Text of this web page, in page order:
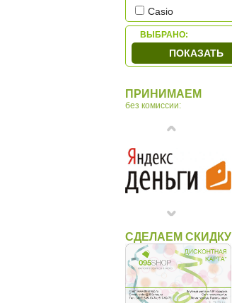
Casio
ВЫБРАНО:
ПОКАЗАТЬ
ПРИНИМАЕМ
без комиссии:
СДЕЛАЕМ СКИДКУ